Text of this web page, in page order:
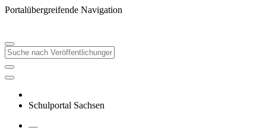
Portalübergreifende Navigation
Schulportal Sachsen